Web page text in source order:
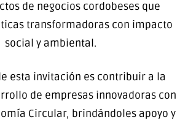
de negocios cordobeses que
transformadoras con impacto
social y ambiental.
esta invitación es contribuir a la
de empresas innovadoras con
Circular, brindándoles apoyo y